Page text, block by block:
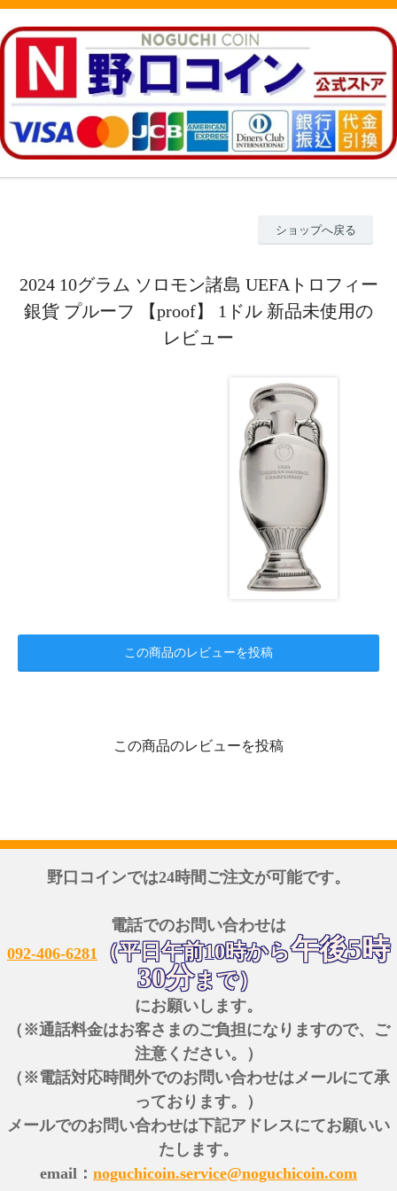
ショップへ戻る
2024 10グラム ソロモン諸島 UEFAトロフィー
銀貨 プルーフ 【proof】 1ドル 新品未使用の
レビュー
この商品のレビューを投稿
この商品のレビューを投稿
野口コインでは24時間ご注文が可能です。
電話でのお問い合わせは
092-406-6281
（平日午前10時から午後5時
30分まで）
にお願いします。
（※通話料金はお客さまのご負担になりますので、ご
注意ください。）
（※電話対応時間外でのお問い合わせはメールにて承
っております。）
メールでのお問い合わせは下記アドレスにてお願いい
たします。
email： noguchicoin.service@noguchicoin.com